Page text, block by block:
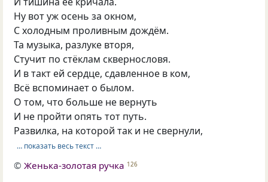
Ну вот уж осень за окном,
С холодным проливным дождём.
Та музыка, разлуке вторя,
Стучит по стёклам сквернословя.
И в такт ей сердце, сдавленное в ком,
Всё вспоминает о былом.
О том, что больше не вернуть
И не пройти опять тот путь.
Развилка, на которой так и не свернули,
… показать весь текст …
©Женька-золотая ручка 126